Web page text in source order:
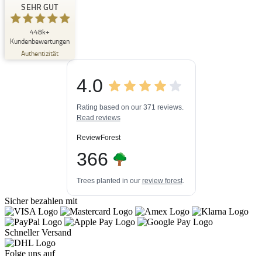
SEHR GUT
448k+
Kundenbewertungen
Authentizität
SEHR GUT
4,84
/
5,00
3
ProvenExpert.com
Blick aufs ProvenExpert-Profil werfen
06.08.2026
4.0
Rating based on our 371 reviews.
Read reviews
ReviewForest
366
Trees planted in our review forest.
Sicher bezahlen mit
Schneller Versand
Folge uns auf